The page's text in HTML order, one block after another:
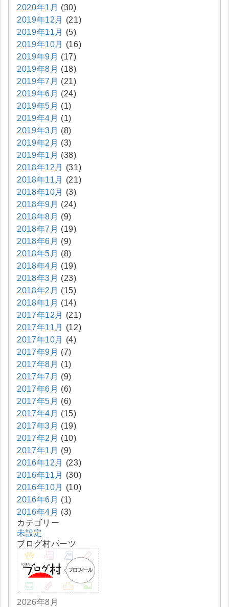
2020年1月 (30)
2019年12月
(21)
2019年11月
(5)
2019年10月
(16)
2019年9月 (17)
2019年8月 (18)
2019年7月 (21)
2019年6月 (24)
2019年5月 (1)
2019年4月 (1)
2019年3月 (8)
2019年2月 (3)
2019年1月 (38)
2018年12月
(31)
2018年11月
(21)
2018年10月
(3)
2018年9月 (24)
2018年8月 (9)
2018年7月 (19)
2018年6月 (9)
2018年5月 (8)
2018年4月 (19)
2018年3月 (23)
2018年2月 (15)
2018年1月 (14)
2017年12月
(21)
2017年11月
(12)
2017年10月
(4)
2017年9月 (7)
2017年8月 (1)
2017年7月 (9)
2017年6月 (6)
2017年5月 (6)
2017年4月 (15)
2017年3月 (19)
2017年2月 (10)
2017年1月 (9)
2016年12月
(23)
2016年11月
(30)
2016年10月
(10)
2016年6月 (1)
2016年4月 (3)
カテゴリー
未設定
ブログ村パーツ
2026年8月